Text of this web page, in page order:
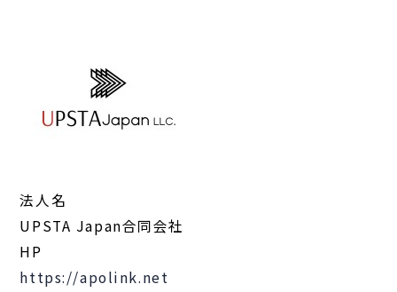
法人名
UPSTA Japan合同会社
HP
https://apolink.net